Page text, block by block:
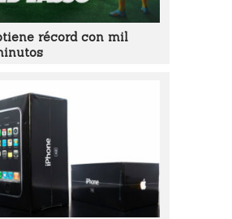
récord con mil